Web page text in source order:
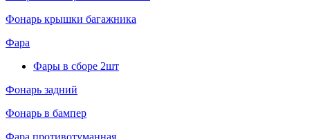
Фонарь крышки багажника
Фара
Фары в сборе 2шт
Фонарь задний
Фонарь в бампер
Фара противотуманная